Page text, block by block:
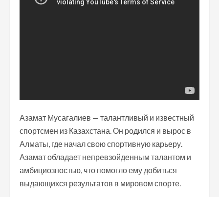
Азамат Мусагалиев — талантливый и известный
спортсмен из Казахстана. Он родился и вырос в
Алматы, где начал свою спортивную карьеру.
Азамат обладает непревзойденным талантом и
амбициозностью, что помогло ему добиться
выдающихся результатов в мировом спорте.